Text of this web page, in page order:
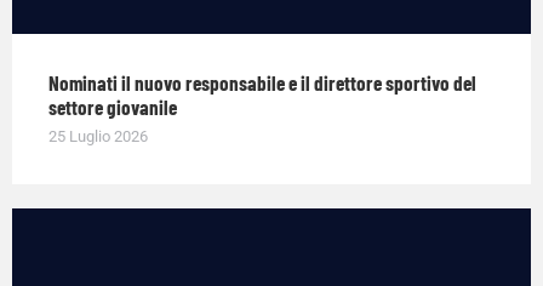
Nominati il nuovo responsabile e il direttore sportivo del
settore giovanile
25 Luglio 2026